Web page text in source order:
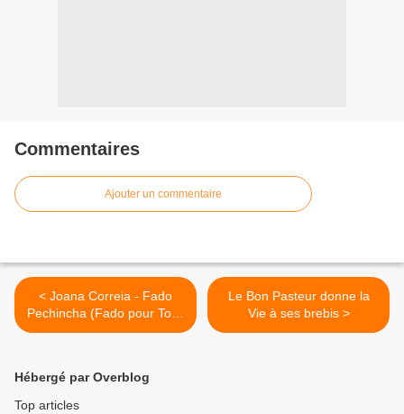
Commentaires
Ajouter un commentaire
< Joana Correia - Fado
Pechincha (Fado pour Tous
!)
Le Bon Pasteur donne la
Vie à ses brebis >
Hébergé par Overblog
Top articles